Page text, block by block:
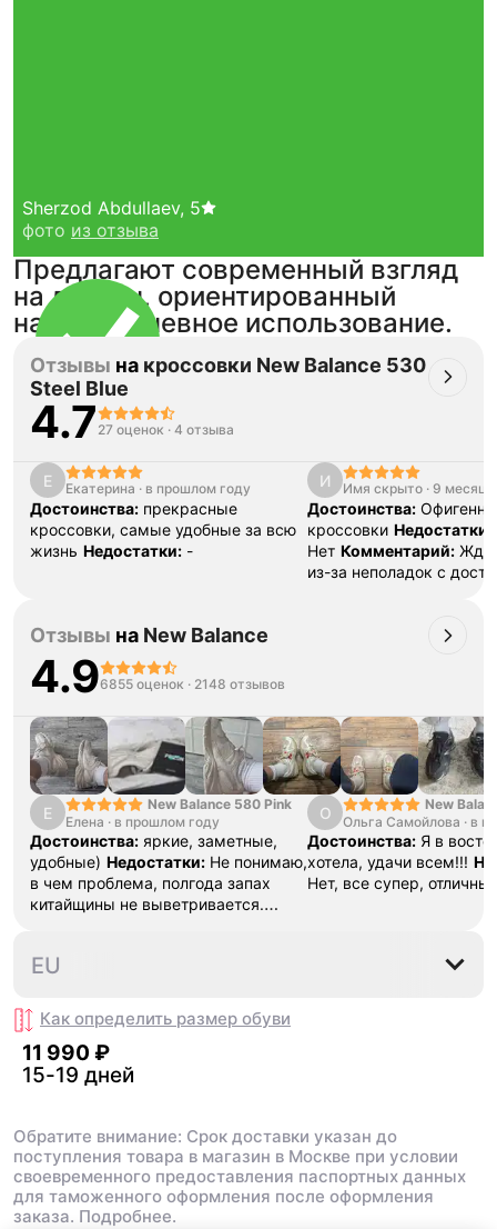
Тройная гарантия
оригинальности
Товар сертифицирован и опломбирован.
Проверяем на оригинальность
по 16 параметрам.
Если придёт подделка — вернём деньги
в трёхкратном размере.
Как мы провеяем товары
Sherzod Abdullaev, 5
фото из отзыва
Предлагают современный взгляд
на дизайн, ориентированный
на повседневное использование.
Отзывы на кроссовки New Balance 530
Steel Blue
4.7 27 оценок · 4 отзыва
Е Екатерина · в прошлом году
Достоинства: прекрасные
кроссовки, самые удобные за всю
жизнь Недостатки: -
И Имя скрыто · 9
Достоинства:
кроссовки Недостатки:
Нет Комментарий:
из-за неполадок с
Отзывы на New Balance
4.96855 оценок · 2148 отзывов
Е
New Balance 580 Pink
Елена · в прошлом году
Достоинства: яркие, заметные,
удобные) Недостатки: Не понимаю,
в чем проблема, полгода запах
китайщины не выветривается.
деньги вполне норм.
О
New
Ольга Самойлова · в
Достоинства: Я в
хотела, удачи всем!!!
Нет, все супер,
38.5
EU
Как определить размер обуви
11 990 ₽
15-19 дней
Обратите внимание: Срок доставки указан до
поступления товара в магазин в Москве при условии
своевременного предоставления паспортных данных
для таможенного оформления после оформления
заказа. Подробнее.